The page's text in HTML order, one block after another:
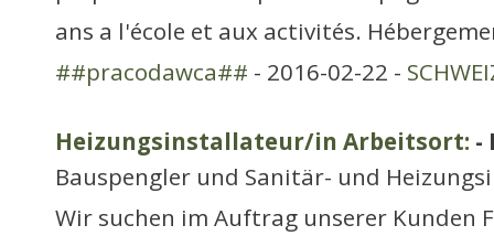
ans a l'école et aux activités.
##pracodawca## - 2016-02-22 -
Heizungsinstallateur/in Arbeitsort: -
Bauspengler und Sanitär- und
Wir suchen im Auftrag unserer Kunden